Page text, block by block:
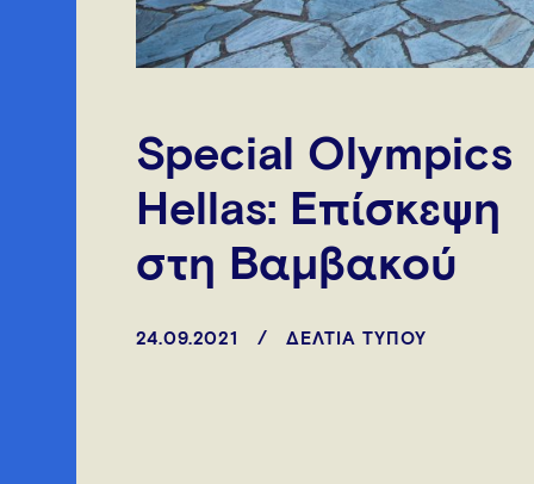
Special Olympics
Hellas: Επίσκεψη
στη Βαμβακού
24.09.2021 ΔΕΛΤΙΑ ΤΥΠΟΥ